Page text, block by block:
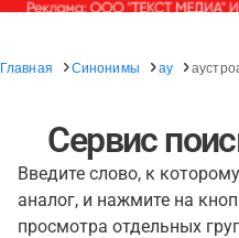
Главная Синонимы ау
Сервис
Введите слово, к
аналог, и нажмите на
просмотра отдельных